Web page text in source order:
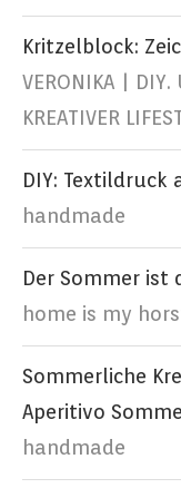
Kritzelblock:
VERONIKA | DIY.
KREATIVER
DIY: Textildruck
handmade
Der Sommer ist
home is my
Sommerliche
Aperitivo
handmade